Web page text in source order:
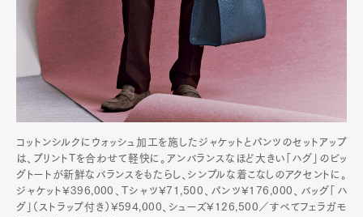
コットンシルクにウォッシュ加工を施したジャケットとパンツのセットアップ
は、プリントTを合わせて軽快に。アンバランスなほど大きい「ハグ」のビッ
グトートが新鮮なバランスをもたらし、シンプルな着こなしのアクセントに。
ジャケット¥396,000、Tシャツ¥71,500、パンツ¥176,000、バッグ「ハ
グ」（ストラップ付き）¥594,000、シューズ¥126,500／すべてフェラガモ